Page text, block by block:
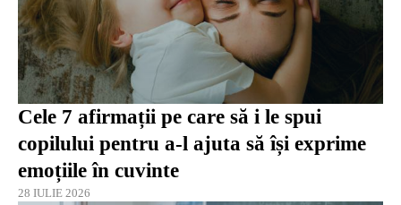
Cele 7 afirmații pe care să i le spui
copilului pentru a-l ajuta să își exprime
emoțiile în cuvinte
28 IULIE 2026